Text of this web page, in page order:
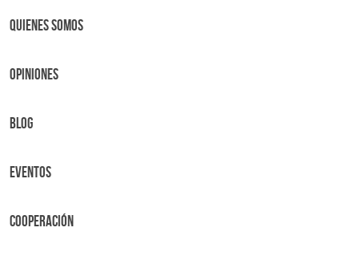
Quienes Somos
OPINIONES
BLOG
Eventos
Cooperación